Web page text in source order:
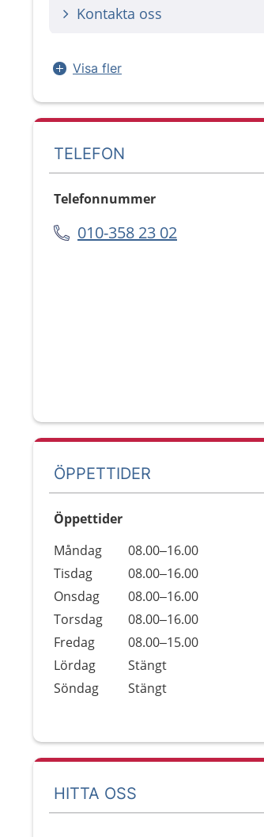
Kontakta oss
Visa fler
TELEFON
Telefonnummer
010-358 23 02
ÖPPETTIDER
Öppettider
Dag
Öppettider
Kommentarer
Måndag
08.00–16.00
Tisdag
08.00–16.00
Onsdag
08.00–16.00
Torsdag
08.00–16.00
Fredag
08.00–15.00
Lördag
Stängt
Söndag
Stängt
HITTA OSS